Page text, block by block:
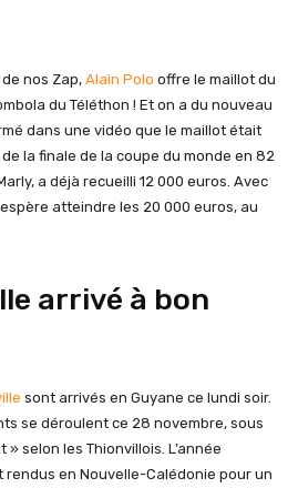
nos Zap, Alain Polo offre le maillot du
du Téléthon ! Et on a du nouveau
dans une vidéo que le maillot était
la finale de la coupe du monde en 82
a déjà recueilli 12 000 euros. Avec
atteindre les 20 000 euros, au
arrivé à bon
sont arrivés en Guyane ce lundi soir.
se déroulent ce 28 novembre, sous
selon les Thionvillois. L’année
rendus en Nouvelle-Calédonie pour un